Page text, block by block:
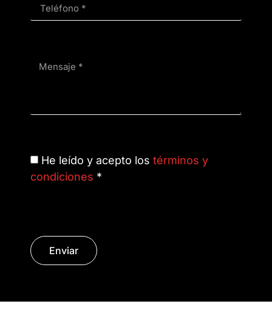
He leído y acepto los términos y
condiciones *
Enviar